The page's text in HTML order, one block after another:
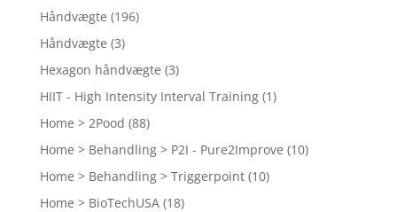
Håndvægte (196)
Håndvægte (3)
Hexagon håndvægte (3)
HIIT - High Intensity Interval Training (1)
Home > 2Pood (88)
Home > Behandling > P2I - Pure2Improve (10)
Home > Behandling > Triggerpoint (10)
Home > BioTechUSA (18)